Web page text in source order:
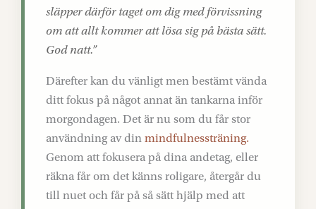
släpper därför taget om dig med förvissning
om att allt kommer att lösa sig på bästa sätt.
God natt.”
Därefter kan du vänligt men bestämt vända
ditt fokus på något annat än tankarna inför
morgondagen. Det är nu som du får stor
användning av din mindfulnessträning.
Genom att fokusera på dina andetag, eller
räkna får om det känns roligare, återgår du
till nuet och får på så sätt hjälp med att